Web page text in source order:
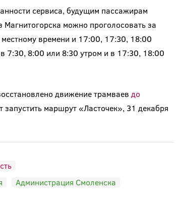
сервиса, будущим пассажирам
Магнитогорска можно проголосовать за
времени и 17:00, 17:30, 18:00
7:30, 8:00 или 8:30 утром и в 17:30, 18:00
движение трамваев до
запустить маршрут «Ласточек», 31 декабря
Администрация Смоленска